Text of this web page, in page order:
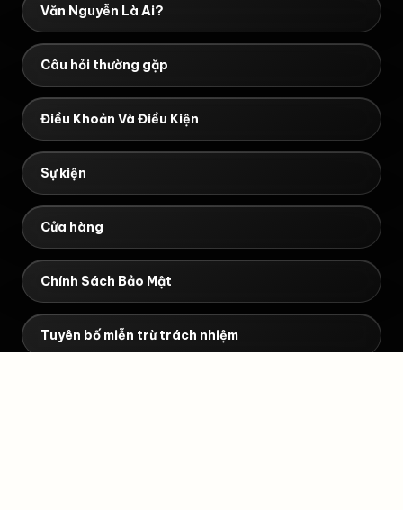
Văn Nguyễn Là Ai?
Câu hỏi thường gặp
Điều Khoản Và Điều Kiện
Sự kiện
Cửa hàng
Chính Sách Bảo Mật
Tuyên bố miễn trừ trách nhiệm